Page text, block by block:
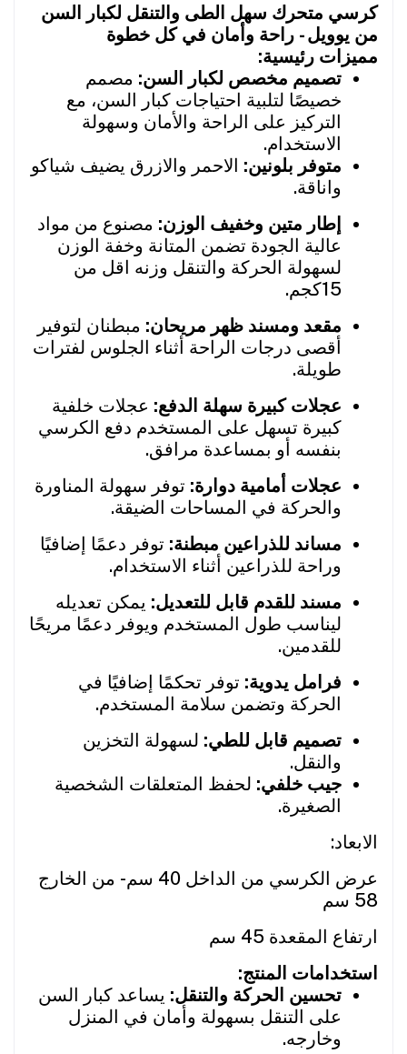
كرسي متحرك سهل الطى والتنقل لكبار السن
من يوويل - راحة وأمان في كل خطوة
مميزات رئيسية:
تصميم مخصص لكبار السن: مصمم
خصيصًا لتلبية احتياجات كبار السن، مع
التركيز على الراحة والأمان وسهولة
الاستخدام.
متوفر بلونين: الاحمر والازرق يضيف شياكو
واناقة.
إطار متين وخفيف الوزن: مصنوع من مواد
عالية الجودة تضمن المتانة وخفة الوزن
لسهولة الحركة والتنقل وزنه اقل من
15كجم.
مقعد ومسند ظهر مريحان: مبطنان لتوفير
أقصى درجات الراحة أثناء الجلوس لفترات
طويلة.
عجلات كبيرة سهلة الدفع: عجلات خلفية
كبيرة تسهل على المستخدم دفع الكرسي
بنفسه أو بمساعدة مرافق.
عجلات أمامية دوارة: توفر سهولة المناورة
والحركة في المساحات الضيقة.
مساند للذراعين مبطنة: توفر دعمًا إضافيًا
وراحة للذراعين أثناء الاستخدام.
مسند للقدم قابل للتعديل: يمكن تعديله
ليناسب طول المستخدم ويوفر دعمًا مريحًا
للقدمين.
فرامل يدوية: توفر تحكمًا إضافيًا في
الحركة وتضمن سلامة المستخدم.
تصميم قابل للطي: لسهولة التخزين
والنقل.
جيب خلفي: لحفظ المتعلقات الشخصية
الصغيرة.
الابعاد:
عرض الكرسي من الداخل 40 سم - من الخارج
58 سم
ارتفاع المقعدة 45 سم
استخدامات المنتج:
تحسين الحركة والتنقل: يساعد كبار السن
على التنقل بسهولة وأمان في المنزل
وخارجه.